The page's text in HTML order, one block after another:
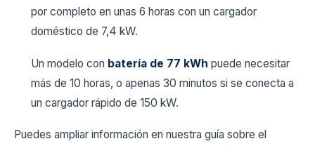
por completo en unas 6 horas con un cargador
doméstico de 7,4 kW.
Un modelo con batería de 77 kWh puede necesitar
más de 10 horas, o apenas 30 minutos si se conecta a
un cargador rápido de 150 kW.
Puedes ampliar información en nuestra guía sobre el